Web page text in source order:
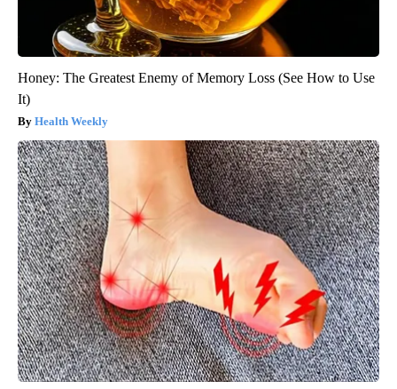
Honey: The Greatest Enemy of Memory Loss (See How to Use
It)
Health Weekly